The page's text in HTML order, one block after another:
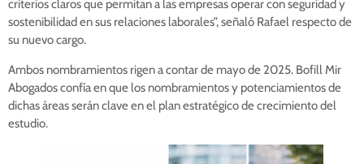
criterios claros que permitan a las empresas operar con seguridad y
sostenibilidad en sus relaciones laborales”, señaló Rafael respecto de
su nuevo cargo.
Ambos nombramientos rigen a contar de mayo de 2025. Bofill Mir
Abogados confía en que los nombramientos y potenciamientos de
dichas áreas serán clave en el plan estratégico de crecimiento del
estudio.